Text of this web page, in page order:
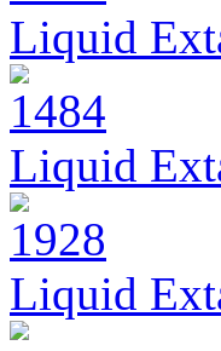
Liquid
Liquid
Liquid